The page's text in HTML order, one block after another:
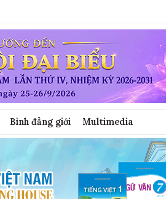
Bình đẳng giới Multimedia